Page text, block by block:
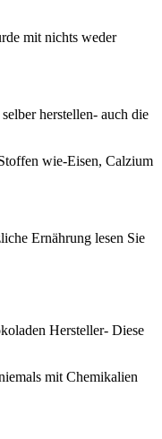
mit nichts weder
herstellen- auch die
wie-Eisen, Calzium
Ernährung lesen Sie
Hersteller- Diese
mit Chemikalien